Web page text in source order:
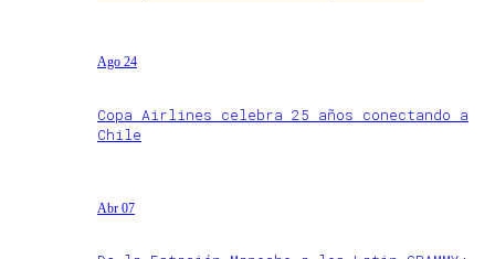
Ago 24
Copa Airlines celebra 25 años conectando a
Chile
Abr 07